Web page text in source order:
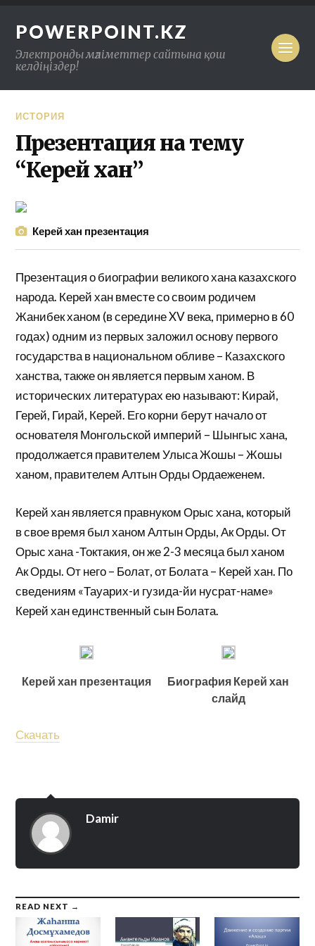
POWERPOINT.KZ
Электронды мәліметтер сайтына қош
келдіңіздер!
ИСТОРИЯ
Презентация на тему
“Керей хан”
Керей хан презентация
Презентация о биографии великого хана казахского
народа. Керей хан вместе со своим родичем
Жанибек ханом (в середине XV века, примерно в 60
годах) одним из первых заложил основу первого
государства в национальном обливе – Казахского
ханства, также он является первым ханом. В
исторических литературах ею называют: Кирай,
Герей, Гирай, Керей. Его корни берут начало от
основателя Монгольской империй – Шынгыс хана,
продолжается правителем Улыса Жошы – Жошы
ханом, правителем Алтын Орды Ордаеженем.
Керей хан является правнуком Орыс хана, который
в свое время был ханом Алтын Орды, Ак Орды. От
Орыс хана -Токтакия, он же 2-3 месяца был ханом
Ак Орды. От него – Болат, от Болата – Керей хан. По
сведениям «Тауарих-и гузида-йи нусрат-наме»
Керей хан единственный сын Болата.
Керей хан презентация
Биография Керей хан
слайд
Скачать
Damir
READ NEXT →